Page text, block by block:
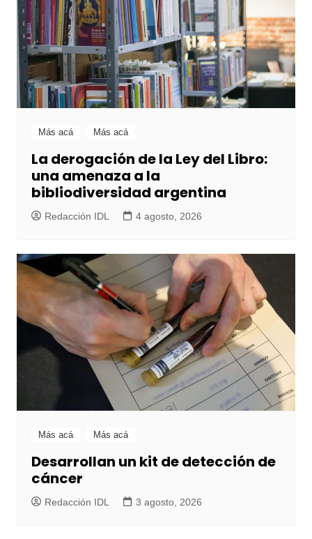
Más acá Más acá
La derogación de la Ley del Libro:
una amenaza a la
bibliodiversidad argentina
Redacción IDL 4 agosto, 2026
Más acá Más acá
Desarrollan un kit de detección de
cáncer
Redacción IDL 3 agosto, 2026